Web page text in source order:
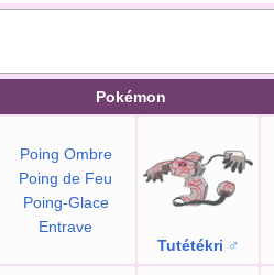
Pokémon
Poing Ombre
Poing de Feu
Poing-Glace
Entrave
Tutétékri ♂